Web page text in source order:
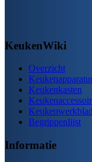
KeukenWiki
Overzicht
Keukenkasten
Begrippenlijst
Informatie